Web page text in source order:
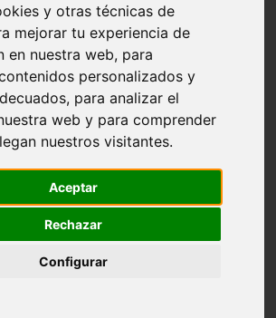
y otras técnicas de
mejorar tu experiencia de
en nuestra web, para
personalizados y
para analizar el
web y para comprender
nuestros visitantes.
Aceptar
Rechazar
Configurar
de-alarcón
de-mallorca
de-la-reina
margalida